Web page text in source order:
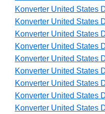
Konverter United States
Konverter United States
Konverter United States
Konverter United States
Konverter United States
Konverter United States
Konverter United States
Konverter United States
Konverter United States